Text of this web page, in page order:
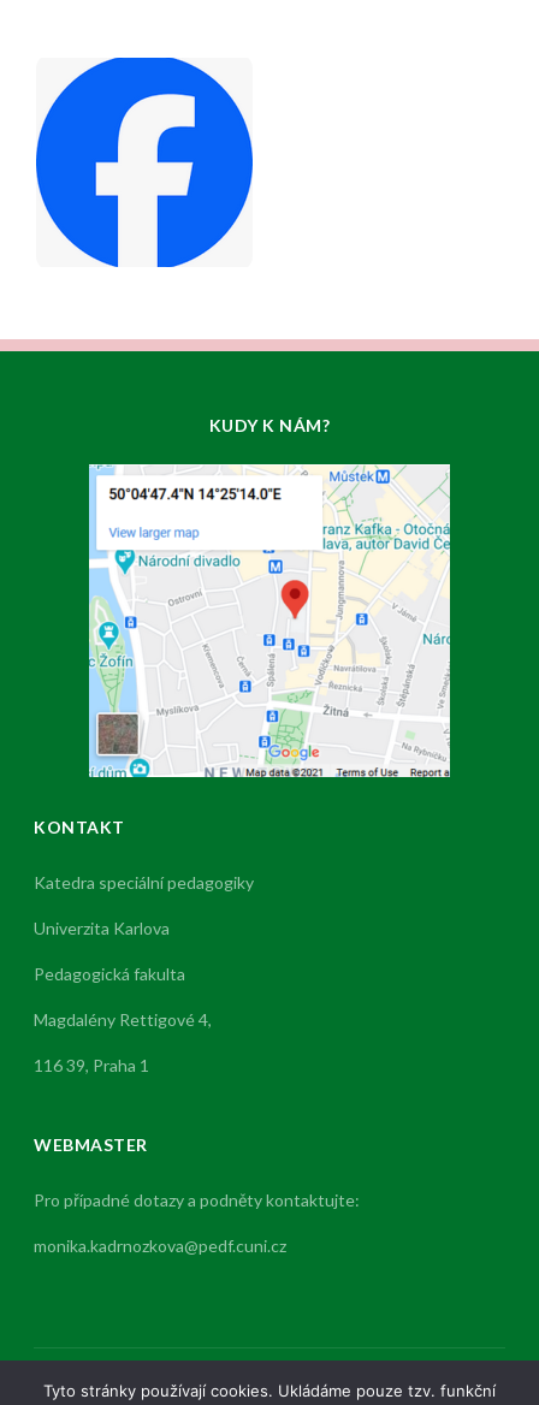
KUDY K NÁM?
KONTAKT
Katedra speciální pedagogiky
Univerzita Karlova
Pedagogická fakulta
Magdalény Rettigové 4,
116 39, Praha 1
WEBMASTER
Pro případné dotazy a podněty kontaktujte:
monika.kadrnozkova@pedf.cuni.cz
Copyright © 2026 Katedra speciální pedagogiky. All Rights
Tyto stránky používají cookies. Ukládáme pouze tzv. funkční